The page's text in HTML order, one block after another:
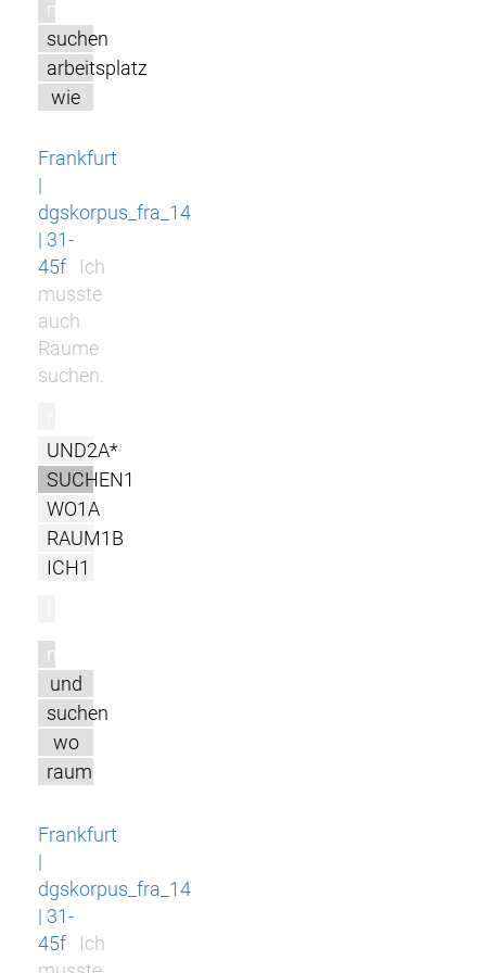
m
suchen
arbeitsplatz
wie
Frankfurt
|
dgskorpus_fra_14
| 31-
45f
Ich
musste
auch
Räume
suchen.
UND2A*
SUCHEN1
WO1A
RAUM1B
ICH1
m
und
suchen
wo
raum
Frankfurt
|
dgskorpus_fra_14
| 31-
45f
Ich